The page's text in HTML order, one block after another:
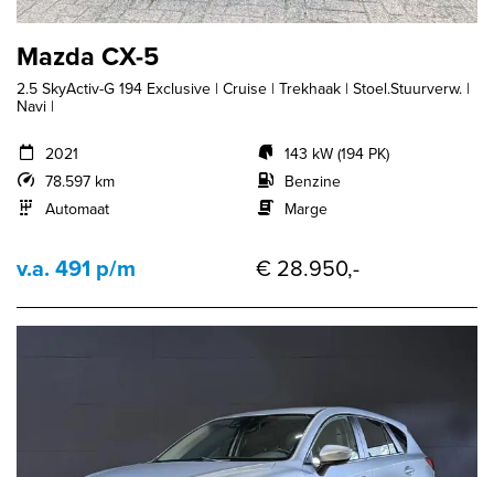
Mazda CX-5
2.5 SkyActiv-G 194 Exclusive | Cruise | Trekhaak | Stoel.Stuurverw. |
Navi |
2021
78.597 km
Automaat
143 kW (194 PK)
Benzine
Marge
v.a. 491 p/m € 28.950,-